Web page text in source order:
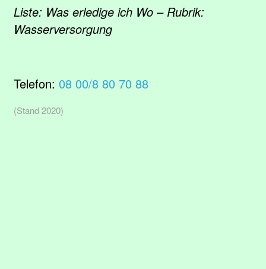
Liste: Was erledige ich Wo – Rubrik:
Wasserversorgung
Telefon: 08 00/8 80 70 88
(Stand 2020)